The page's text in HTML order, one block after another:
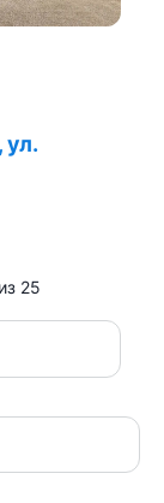
ул.
25